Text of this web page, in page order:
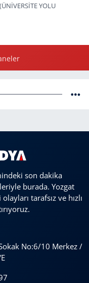
YOLU
son dakika
burada. Yozgat
tarafsız ve hızlı
No:6/10 Merkez /